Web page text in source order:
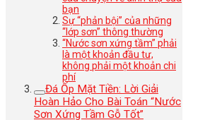
bạn
Sự “phản bội” của những
“lớp sơn” thông thường
“Nước sơn xứng tầm” phải
là một khoản đầu tư,
không phải một khoản chi
phí
Đá Ốp Mặt Tiền: Lời Giải
Hoàn Hảo Cho Bài Toán “Nước
Sơn Xứng Tầm Gỗ Tốt”